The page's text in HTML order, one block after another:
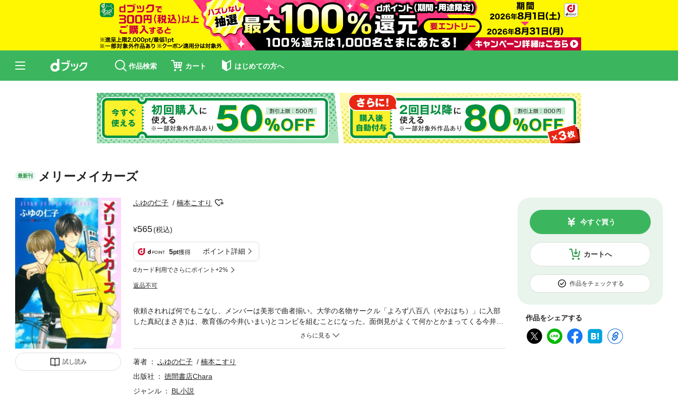
作品検索 カート はじめての方へ
最新刊 メリーメイカーズ
試し読み
ふゆの仁子 楠本こすり
565(税込)
5pt獲得 ポイント詳細
dカード利用でさらにポイント+2%
返品不可
カートへ
今すぐ買う
作品をチェックする
作品をシェアする
依頼されれば何でもこなし、メンバーは美形で曲者揃い。大学の名物サークル「よろず八百八（やおはち）」に入部
した真紀(まさき)は、教育係の今井(いまい)とコンビを組むことになった。面倒見がよくて何かとかまってくる今井
に、少しずつ心を寄せていく真紀…。そんなある日、サークルのもう一つの裏の顔「メリーメイカーズ」の存在を知
著者
ふゆの仁子
楠本こすり
出版社
徳間書店Chara
ジャンル
BL小説